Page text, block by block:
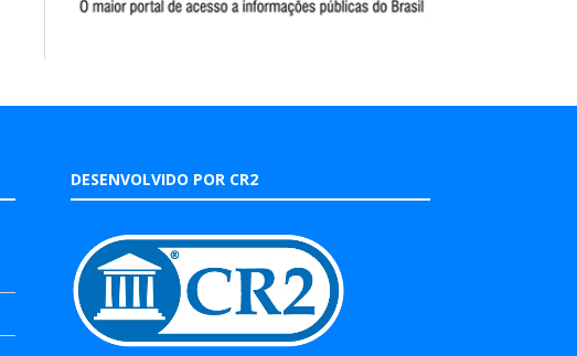
DESENVOLVIDO POR CR2